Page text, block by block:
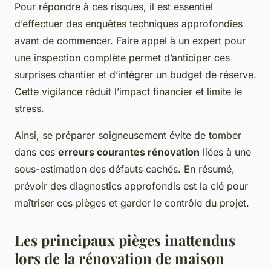
Pour répondre à ces risques, il est essentiel
d’effectuer des enquêtes techniques approfondies
avant de commencer. Faire appel à un expert pour
une inspection complète permet d’anticiper ces
surprises chantier et d’intégrer un budget de réserve.
Cette vigilance réduit l’impact financier et limite le
stress.
Ainsi, se préparer soigneusement évite de tomber
dans ces erreurs courantes rénovation liées à une
sous-estimation des défauts cachés. En résumé,
prévoir des diagnostics approfondis est la clé pour
maîtriser ces pièges et garder le contrôle du projet.
Les principaux pièges inattendus
lors de la rénovation de maison